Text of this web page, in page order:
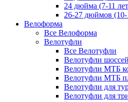
24 дюйма (7-11
26-27 дюймов (10-
Велоформа
Все Велоформа
Велотуфли
Все Велотуфли
Велотуфли
Велотуфли МТБ
Велотуфли МТБ
Велотуфли для
Велотуфли для